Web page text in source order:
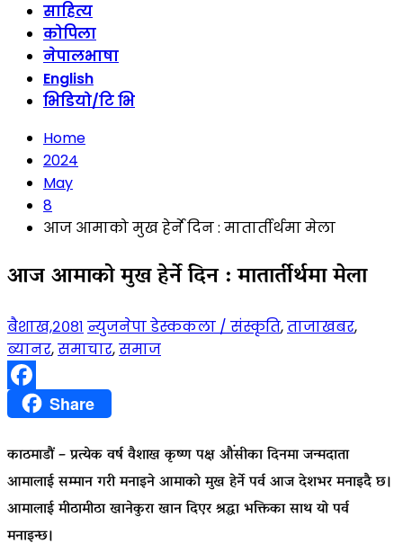
साहित्य
कोपिला
नेपालभाषा
English
भिडियो/टि भि
Home
2024
May
8
आज आमाको मुख हेर्ने दिन : मातार्तीर्थमा मेला
आज आमाको मुख हेर्ने दिन : मातार्तीर्थमा मेला
बैशाख,२०८१ न्युजनेपा डेस्ककला / संस्कृति,ताजाखबर,
ब्यानर,समाचार,समाज
FacebookShare
काठमाडौं – प्रत्येक वर्ष वैशाख कृष्ण पक्ष औंसीका दिनमा जन्मदाता
आमालाई सम्मान गरी मनाइने आमाको मुख हेर्ने पर्व आज देशभर मनाइदै छ।
आमालाई मीठामीठा खानेकुरा खान दिएर श्रद्धा भक्तिका साथ यो पर्व
मनाइन्छ।